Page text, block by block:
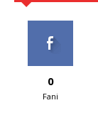
0
Fani